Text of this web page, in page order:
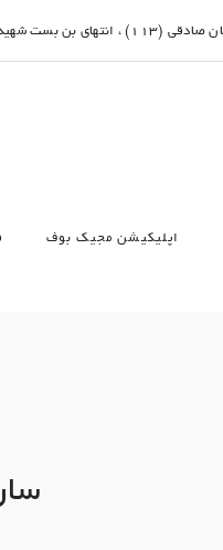
غربی)، پلاک ۳۷ واحد ۴
اپلیکیشن مجیک بوف